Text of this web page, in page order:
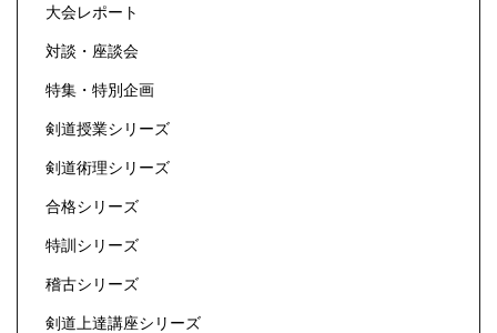
大会レポート
対談・座談会
特集・特別企画
剣道授業シリーズ
剣道術理シリーズ
合格シリーズ
特訓シリーズ
稽古シリーズ
剣道上達講座シリーズ